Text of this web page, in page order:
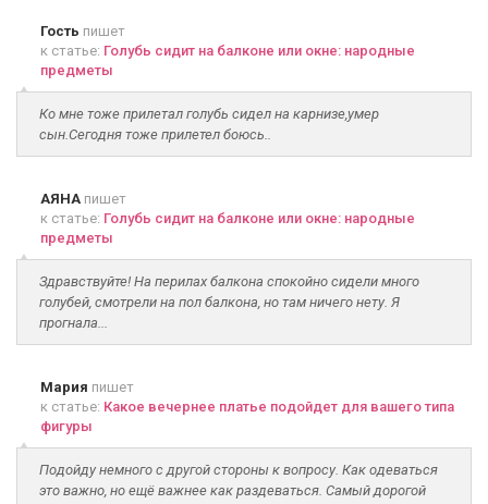
Гость пишет
к статье: Голубь сидит на балконе или окне: народные
предметы
Ко мне тоже прилетал голубь сидел на карнизе,умер
сын.Сегодня тоже прилетел боюсь..
АЯНА пишет
к статье: Голубь сидит на балконе или окне: народные
предметы
Здравствуйте! На перилах балкона спокойно сидели много
голубей, смотрели на пол балкона, но там ничего нету. Я
прогнала...
Мария пишет
к статье: Какое вечернее платье подойдет для вашего типа
фигуры
Подойду немного с другой стороны к вопросу. Как одеваться
это важно, но ещё важнее как раздеваться. Самый дорогой